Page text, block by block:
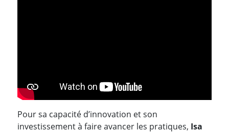
Pour sa capacité d’innovation et son
investissement à faire avancer les pratiques, Isa